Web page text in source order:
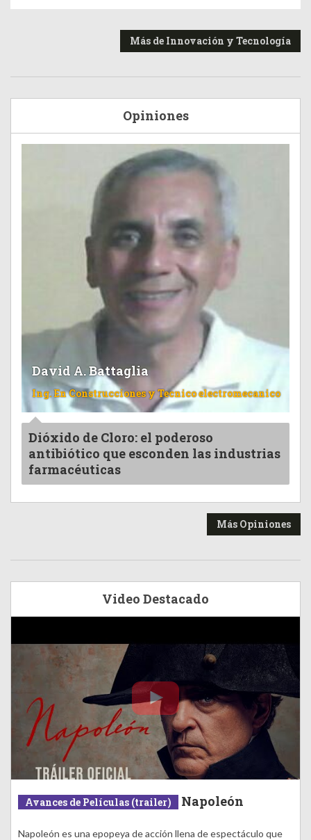
Más de Innovación y Tecnología
Opiniones
David A. Battaglia
Ing. En Construcciones y Tecnico electromecanico
Dióxido de Cloro: el poderoso
antibiótico que esconden las industrias
farmacéuticas
Más Opiniones
Video Destacado
Avances de Películas (trailer) Napoleón
Napoleón es una epopeya de acción llena de espectáculo que